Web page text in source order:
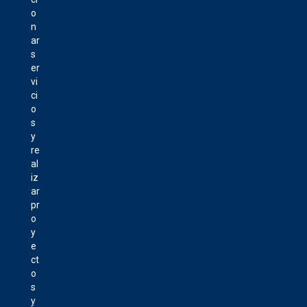
o
n
ar
s
er
vi
ci
o
s
y
re
al
iz
ar
pr
o
y
e
ct
o
s
y